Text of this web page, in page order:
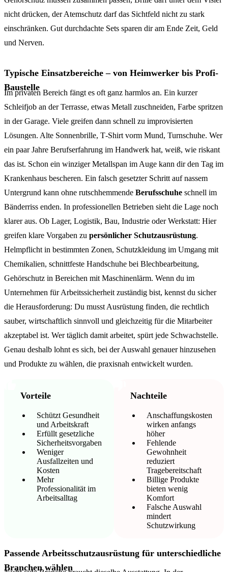
nicht drücken, der Atemschutz darf das Sichtfeld nicht zu stark
einschränken. Gut durchdachte Sets sparen dir am Ende Zeit, Geld
und Nerven.
Typische Einsatzbereiche – von Heimwerker bis Profi-
Baustelle
Im privaten Bereich fängt es oft ganz harmlos an. Ein kurzer
Schleifjob an der Terrasse, etwas Metall zuschneiden, Farbe spritzen
in der Garage. Viele greifen dann schnell zu improvisierten
Lösungen. Alte Sonnenbrille, T‑Shirt vorm Mund, Turnschuhe. Wer
ein paar Jahre Berufserfahrung im Handwerk hat, weiß, wie riskant
das ist. Schon ein winziger Metallspan im Auge kann dir den Tag im
Krankenhaus bescheren. Ein falsch gesetzter Schritt auf nassem
Untergrund kann ohne rutschhemmende Berufsschuhe schnell im
Bänderriss enden. In professionellen Betrieben sieht die Lage noch
klarer aus. Ob Lager, Logistik, Bau, Industrie oder Werkstatt: Hier
greifen klare Vorgaben zu persönlicher Schutzausrüstung.
Helmpflicht in bestimmten Zonen, Schutzkleidung im Umgang mit
Chemikalien, schnittfeste Handschuhe bei Blechbearbeitung,
Gehörschutz in Bereichen mit Maschinenlärm. Wenn du im
Unternehmen für Arbeitssicherheit zuständig bist, kennst du sicher
die Herausforderung: Du musst Ausrüstung finden, die rechtlich
sauber, wirtschaftlich sinnvoll und gleichzeitig für die Mitarbeiter
akzeptabel ist. Wer täglich damit arbeitet, spürt jede Schwachstelle.
Genau deshalb lohnt es sich, bei der Auswahl genauer hinzusehen
und Produkte zu wählen, die praxisnah entwickelt wurden.
Vorteile
Schützt Gesundheit
und Arbeitskraft
Erfüllt gesetzliche
Sicherheitsvorgaben
Weniger
Ausfallzeiten und
Kosten
Mehr
Professionalität im
Arbeitsalltag
Nachteile
Anschaffungskosten
wirken anfangs
höher
Fehlende
Gewohnheit
reduziert
Tragebereitschaft
Billige Produkte
bieten wenig
Komfort
Falsche Auswahl
mindert
Schutzwirkung
Passende Arbeitsschutzausrüstung für unterschiedliche
Branchen wählen